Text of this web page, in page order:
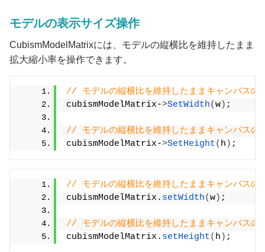
モデルの表示サイズ操作
CubismModelMatrixには、モデルの縦横比を維持したまま
拡大縮小率を操作できます。
// モデルの縦横比を維持したままキャンバスの
cubismModelMatrix->SetWidth(w) ;
// モデルの縦横比を維持したままキャンバスの
cubismModelMatrix->SetHeight( h ) ;
// モデルの縦横比を維持したままキャンバスの
cubismModelMatrix. setWidth(w) ;
// モデルの縦横比を維持したままキャンバスの
cubismModelMatrix. setHeight( h ) ;